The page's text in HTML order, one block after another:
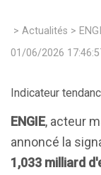
> Actualités >
01/06/2026
Indicateur
ENGIE, acteur
annoncé la
1,033 milliard